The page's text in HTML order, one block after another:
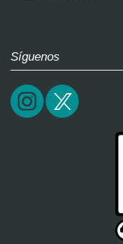
Síguenos